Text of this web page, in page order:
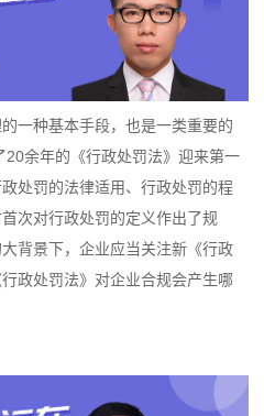
一种基本手段，也是一类重要的
余年的《行政处罚法》迎来第一
处罚的法律适用、行政处罚的程
次对行政处罚的定义作出了规
背景下，企业应当关注新《行政
政处罚法》对企业合规会产生哪